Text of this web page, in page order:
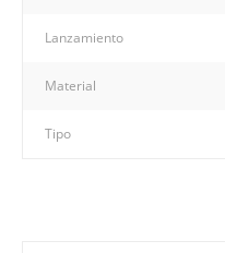
Lanzamiento
Material
Tipo